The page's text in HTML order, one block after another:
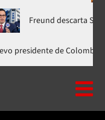
descarta Secretaría de
del nuevo presidente